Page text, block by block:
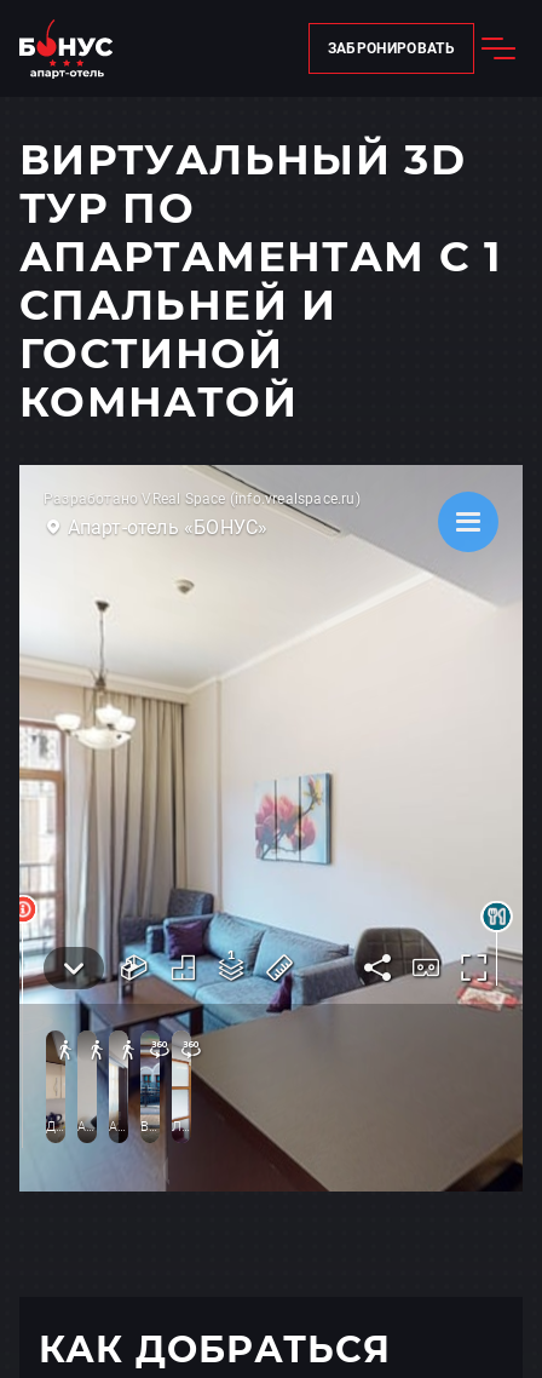
ЗАБРОНИРОВАТЬ
ВИРТУАЛЬНЫЙ 3D
ТУР ПО
АПАРТАМЕНТАМ С 1
СПАЛЬНЕЙ И
ГОСТИНОЙ
КОМНАТОЙ
КАК ДОБРАТЬСЯ